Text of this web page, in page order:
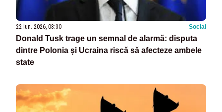
22 iun. 2026, 08:30 Social
Donald Tusk trage un semnal de alarmă: disputa
dintre Polonia și Ucraina riscă să afecteze ambele
state